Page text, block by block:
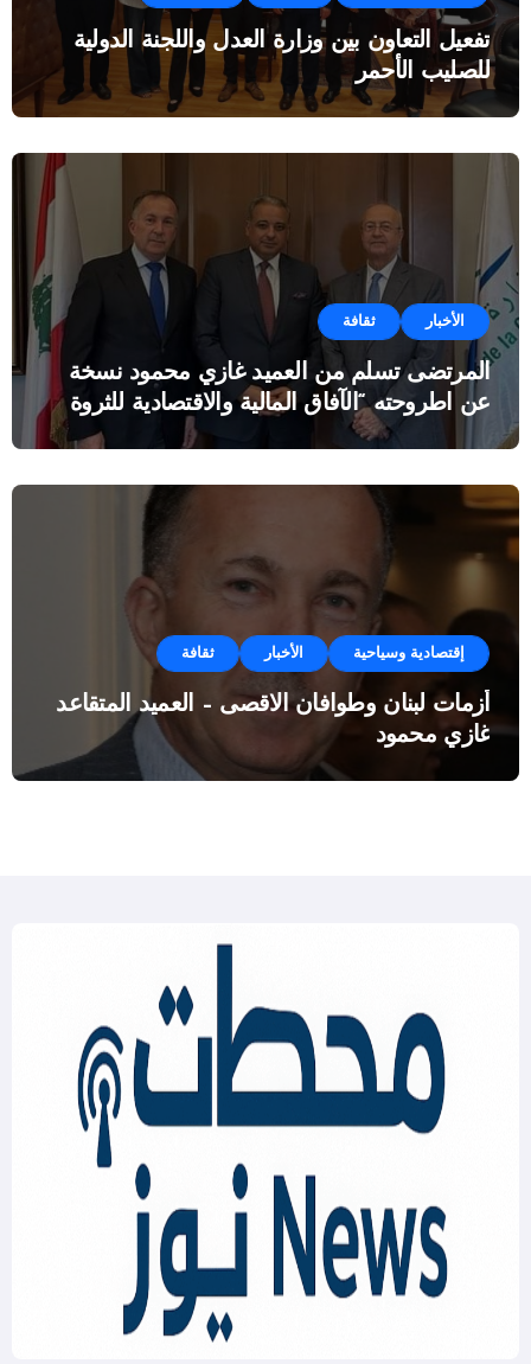
تفعيل التعاون بين وزارة العدل واللجنة الدولية
للصليب الأحمر
الأخبار ثقافة
المرتضى تسلم من العميد غازي محمود نسخة
عن اطروحته “الآفاق المالية والاقتصادية للثروة
إقتصادية وسياحية الأخبار ثقافة
أزمات لبنان وطوافان الاقصى – العميد المتقاعد
غازي محمود